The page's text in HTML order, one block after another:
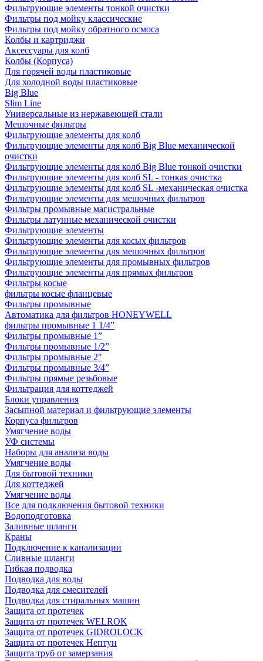
Фильтрующие элементы тонкой очистки
Фильтры под мойку классические
Фильтры под мойку обратного осмоса
Колбы и картриджи
Аксессуары для колб
Колбы (Корпуса)
Для горячей воды пластиковые
Для холодной воды пластиковые
Big Blue
Slim Line
Универсальные из нержавеющей стали
Мешочные фильтры
Фильтрующие элементы для колб
Фильтрующие элементы для колб Big Blue механической
очистки
Фильтрующие элементы для колб Big Blue тонкой очистки
Фильтрующие элементы для колб SL - тонкая очистка
Фильтрующие элементы для колб SL -механическая очистка
Фильтрующие элементы для мешочных фильтров
Фильтры промывные магистральные
Фильтры латунные механической очистки
Фильтрующие элементы
Фильтрующие элементы для косых фильтров
Фильтрующие элементы для мешочных фильтров
Фильтрующие элементы для промывных фильтров
Фильтрующие элементы для прямых фильтров
Фильтры косые
фильтры косые фланцевые
Фильтры промывные
Автоматика для фильтров HONEYWELL
фильтры промывные 1 1/4”
Фильтры промывные 1”
Фильтры промывные 1/2”
Фильтры промывные 2"
Фильтры промывные 3/4”
Фильтры прямые резьбовые
Фильтрация для коттеджей
Блоки управления
Засыпной материал и фильтрующие элементы
Корпуса фильтров
Умягчение воды
УФ системы
Наборы для анализа воды
Умягчение воды
Для бытовой техники
Для коттеджей
Умягчение воды
Все для подключения бытовой техники
Водоподготовка
Заливные шланги
Краны
Подключение к канализации
Сливные шланги
Гибкая подводка
Подводка для воды
Подводка для смесителей
Подводка для стиральных машин
Защита от протечек
Защита от протечек WELROK
Защита от протечек GIDROLOCK
Защита от протечек Нептун
Защита труб от замерзания